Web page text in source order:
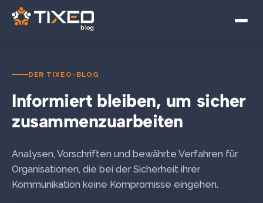
Videokonferenzen
DER TIXEO-BLOG
Informiert bleiben, um sicher
zusammenzuarbeiten
Analysen, Vorschriften und bewährte Verfahren für
Organisationen, die bei der Sicherheit ihrer
Kommunikation keine Kompromisse eingehen.